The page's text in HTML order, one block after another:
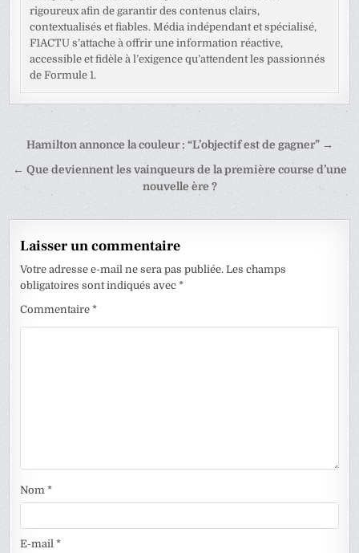
rigoureux afin de garantir des contenus clairs,
contextualisés et fiables. Média indépendant et spécialisé,
F1ACTU s’attache à offrir une information réactive,
accessible et fidèle à l’exigence qu’attendent les passionnés
de Formule 1.
Navigation
de
Hamilton annonce la couleur : “L’objectif est de gagner” →
← Que deviennent les vainqueurs de la première course d’une
nouvelle ère ?
Laisser un commentaire
Votre adresse e-mail ne sera pas publiée. Les champs
obligatoires sont indiqués avec*
Commentaire*
Nom*
E-mail*